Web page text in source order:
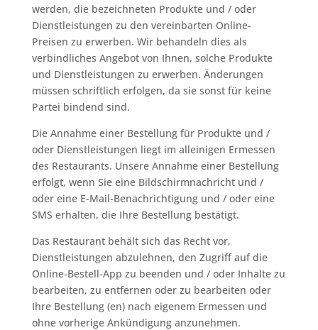
werden, die bezeichneten Produkte und / oder
Dienstleistungen zu den vereinbarten Online-
Preisen zu erwerben. Wir behandeln dies als
verbindliches Angebot von Ihnen, solche Produkte
und Dienstleistungen zu erwerben. Änderungen
müssen schriftlich erfolgen, da sie sonst für keine
Partei bindend sind.
Die Annahme einer Bestellung für Produkte und /
oder Dienstleistungen liegt im alleinigen Ermessen
des Restaurants. Unsere Annahme einer Bestellung
erfolgt, wenn Sie eine Bildschirmnachricht und /
oder eine E-Mail-Benachrichtigung und / oder eine
SMS erhalten, die Ihre Bestellung bestätigt.
Das Restaurant behält sich das Recht vor,
Dienstleistungen abzulehnen, den Zugriff auf die
Online-Bestell-App zu beenden und / oder Inhalte zu
bearbeiten, zu entfernen oder zu bearbeiten oder
Ihre Bestellung (en) nach eigenem Ermessen und
ohne vorherige Ankündigung anzunehmen.